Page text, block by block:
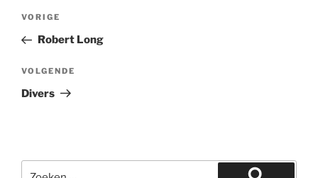
Bericht
Vorig
bericht
VORIGE
Robert Long
Volgend
bericht
VOLGENDE
Divers